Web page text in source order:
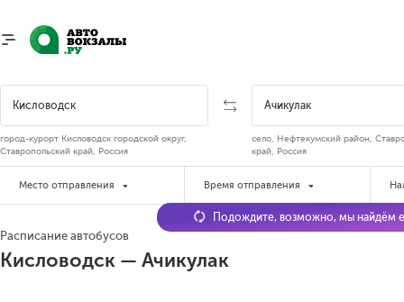
город-курорт Кисловодск городской округ,
Ставропольский край, Россия
село, Нефтекумский район,
край, Россия
Место отправления Время отправления
Расписание автобусов
Кисловодск — Ачикулак
Подождите, возможно, мы найдём